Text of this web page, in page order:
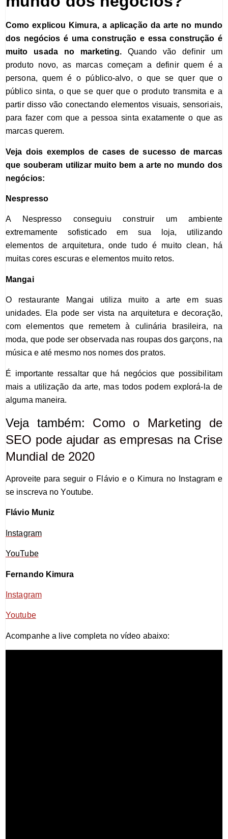
Como explicou Kimura, aaplicação da arte no mundo
dos negócios é uma construção e essa construção é
muito usada no marketing. Quando vão definir um
produto novo, as marcas começam a definir quem é a
persona, quem é o público-alvo, o que se quer que o
público sinta, o que se quer que o produto transmita e a
partir disso vão conectando elementos visuais, sensoriais,
para fazer com que a pessoa sinta exatamente o que as
marcas querem.
Veja dois exemplos de cases de sucesso de marcas
que souberam utilizar muito bem a arte no mundo dos
negócios:
Nespresso
A Nespresso conseguiu construir um ambiente
extremamente sofisticado em sua loja, utilizando
elementos de arquitetura, onde tudo é muito clean, há
muitas cores escuras e elementos muito retos.
Mangai
O restaurante Mangai utiliza muito a arte em suas
unidades. Ela pode ser vista na arquitetura e decoração,
com elementos que remetem à culinária brasileira, na
moda, que pode ser observada nas roupas dos garçons, na
música e até mesmo nos nomes dos pratos.
É importante ressaltar que há negócios que possibilitam
mais a utilização da arte, mas todos podem explorá-la de
alguma maneira.
Veja também: Como o Marketing de
SEO pode ajudar as empresas na Crise
Mundial de 2020
Aproveite para seguir o Flávio e o Kimura no Instagram e
se inscreva no Youtube.
Flávio Muniz
Instagram
YouTube
Fernando Kimura
Instagram
Youtube
Acompanhe a live completa no vídeo abaixo: